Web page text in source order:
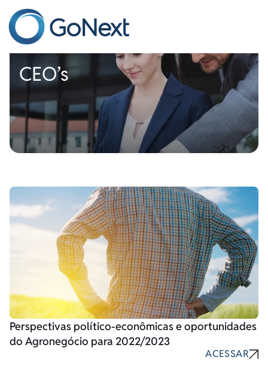
GoNext
CEO’s
Perspectivas político-econômicas e oportunidades
do Agronegócio para 2022/2023
ACESSAR